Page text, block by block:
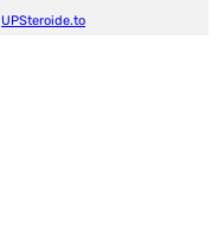
UPSteroide.to